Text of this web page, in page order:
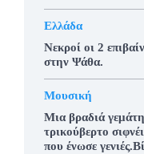
Ελλάδα
Νεκροί οι 2
στην Ψάθα.
Μουσική
Μια βραδιά
τρικούβερτο
που ένωσε